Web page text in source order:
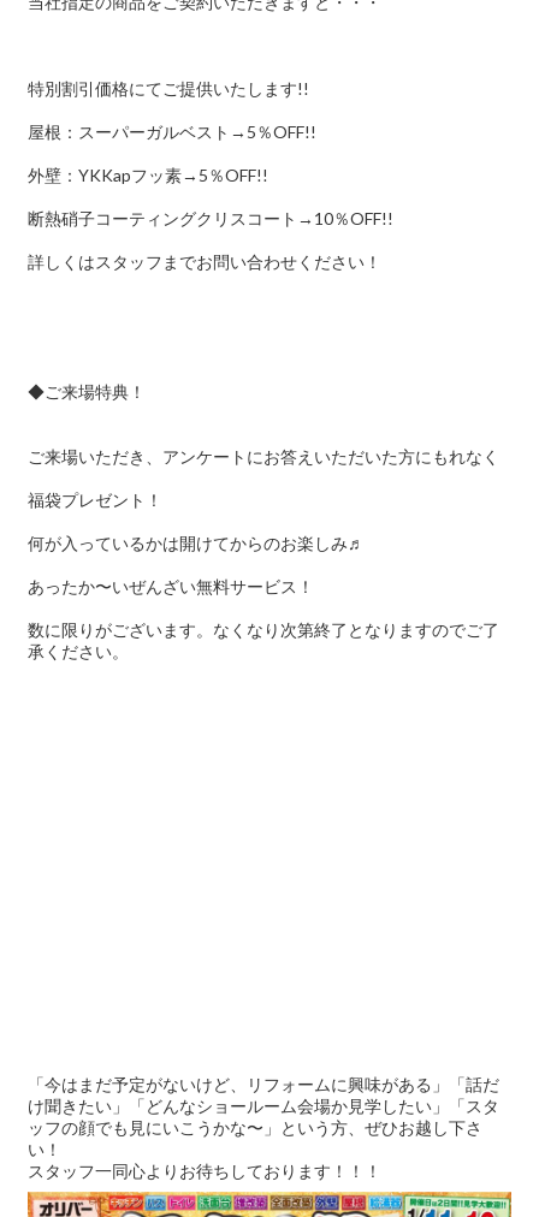
特別割引価格にてご提供いたします!!
屋根：スーパーガルベスト→5％OFF!!
外壁：YKKapフッ素→5％OFF!!
断熱硝子コーティングクリスコート→10％OFF!!
詳しくはスタッフまでお問い合わせください！
◆ご来場特典！
ご来場いただき、アンケートにお答えいただいた方にもれなく
福袋プレゼント！
何が入っているかは開けてからのお楽しみ♬
あったか〜いぜんざい無料サービス！
数に限りがございます。なくなり次第終了となりますのでご了
承ください。
「今はまだ予定がないけど、リフォームに興味がある」「話だ
け聞きたい」「どんなショールーム会場か見学したい」「スタ
ッフの顔でも見にいこうかな〜」という方、ぜひお越し下さ
い！
スタッフ一同心よりお待ちしております！！！